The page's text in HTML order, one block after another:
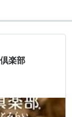
で体を癒やすだ…
楽部